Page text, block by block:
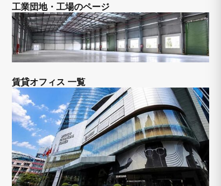
工業団地・工場のページ
賃貸オフィス 一覧